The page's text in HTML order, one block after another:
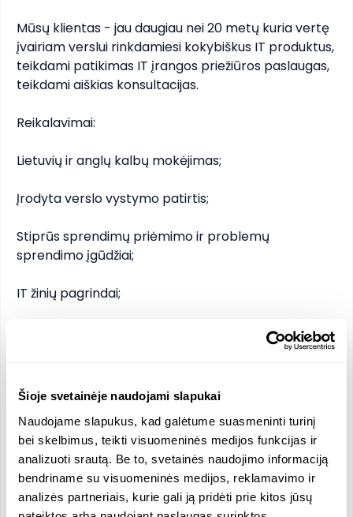
Šioje svetainėje naudojami slapukai
Naudojame slapukus, kad galėtume suasmeninti turinį
bei skelbimus, teikti visuomeninės medijos funkcijas ir
analizuoti srautą. Be to, svetainės naudojimo informaciją
bendriname su visuomeninės medijos, reklamavimo ir
analizės partneriais, kurie gali ją pridėti prie kitos jūsų
Mūsų klientas - jau daugiau nei 20 metų kuria vertę
įvairiam verslui rinkdamiesi kokybiškus IT produktus,
teikdami patikimas IT įrangos priežiūros paslaugas,
teikdami aiškias konsultacijas.
Reikalavimai:
Lietuvių ir anglų kalbų mokėjimas;
Įrodyta verslo vystymo patirtis;
Stiprūs sprendimų priėmimo ir problemų
sprendimo įgūdžiai;
IT žinių pagrindai;
Gebėjimas dirbti savarankiškai ir komandoje;
Automobilis būtų didelis privalumas.
Papildomi privalumai:
Draugišką darbo atmosferą;